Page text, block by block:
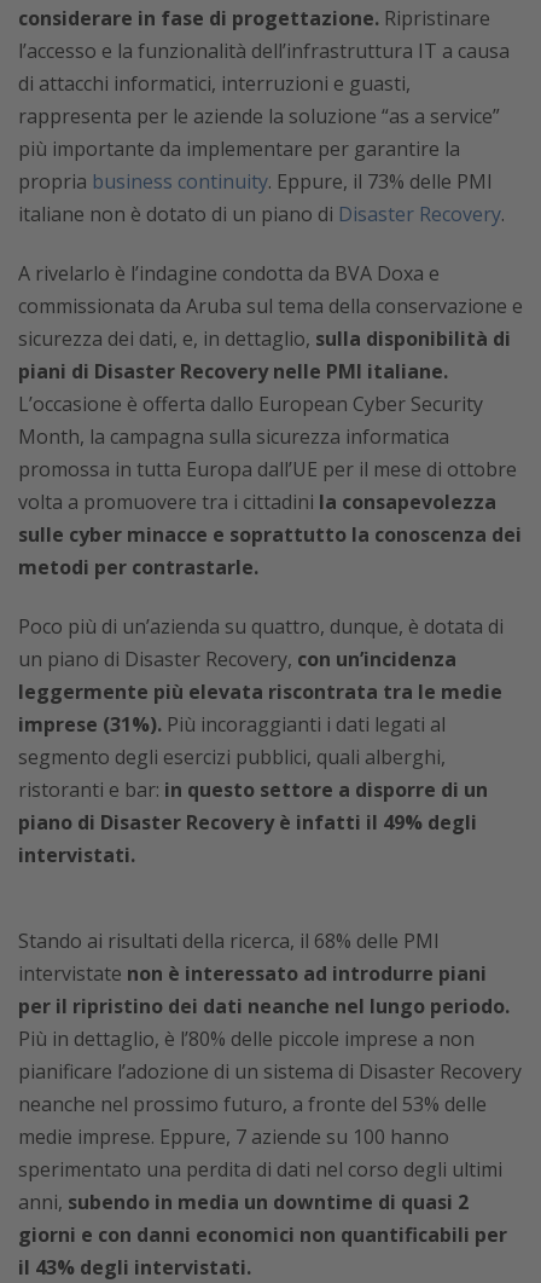
considerare in fase di progettazione. Ripristinare
l’accesso e la funzionalità dell’infrastruttura IT a causa
di attacchi informatici, interruzioni e guasti,
rappresenta per le aziende la soluzione “as a service”
più importante da implementare per garantire la
propria business continuity. Eppure, il 73% delle PMI
italiane non è dotato di un piano di Disaster Recovery.
A rivelarlo è l’indagine condotta da BVA Doxa e
commissionata da Aruba sul tema della conservazione e
sicurezza dei dati, e, in dettaglio, sulla disponibilità di
piani di Disaster Recovery nelle PMI italiane.
L’occasione è offerta dallo European Cyber Security
Month, la campagna sulla sicurezza informatica
promossa in tutta Europa dall’UE per il mese di ottobre
volta a promuovere tra i cittadini la consapevolezza
sulle cyber minacce e soprattutto la conoscenza dei
metodi per contrastarle.
Poco più di un’azienda su quattro, dunque, è dotata di
un piano di Disaster Recovery, con un’incidenza
leggermente più elevata riscontrata tra le medie
imprese (31%). Più incoraggianti i dati legati al
segmento degli esercizi pubblici, quali alberghi,
ristoranti e bar: in questo settore a disporre di un
piano di Disaster Recovery è infatti il 49% degli
intervistati.
Stando ai risultati della ricerca, il 68% delle PMI
intervistate non è interessato ad introdurre piani
per il ripristino dei dati neanche nel lungo periodo.
Più in dettaglio, è l’80% delle piccole imprese a non
pianificare l’adozione di un sistema di Disaster Recovery
neanche nel prossimo futuro, a fronte del 53% delle
medie imprese. Eppure, 7 aziende su 100 hanno
sperimentato una perdita di dati nel corso degli ultimi
anni, subendo in media un downtime di quasi 2
giorni e con danni economici non quantificabili per
il 43% degli intervistati.